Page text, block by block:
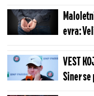
(FOTO/
evra:
pomoć
VEST
Siner se